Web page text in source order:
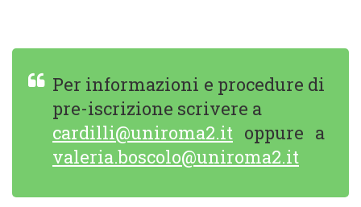
Per informazioni e procedure di
pre-iscrizione scrivere a
cardilli@uniroma2.it oppure a
valeria.boscolo@uniroma2.it